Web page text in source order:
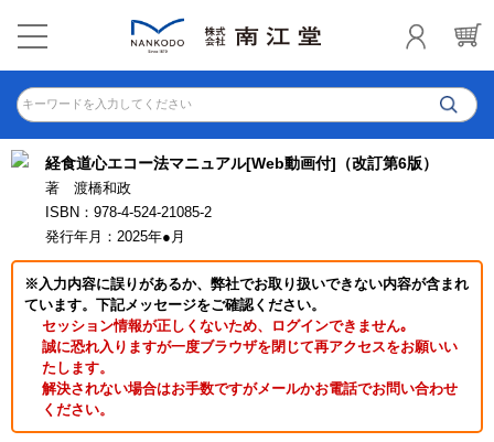
キーワードを入力してください
経食道心エコー法マニュアル[Web動画付]（改訂第6版）
著 渡橋和政
ISBN：978-4-524-21085-2
発行年月：2025年●月
※入力内容に誤りがあるか、弊社でお取り扱いできない内容が含まれ
ています。下記メッセージをご確認ください。
セッション情報が正しくないため、ログインできません｡
誠に恐れ入りますが一度ブラウザを閉じて再アクセスをお願いい
たします。
解決されない場合はお手数ですがメールかお電話でお問い合わせ
ください。